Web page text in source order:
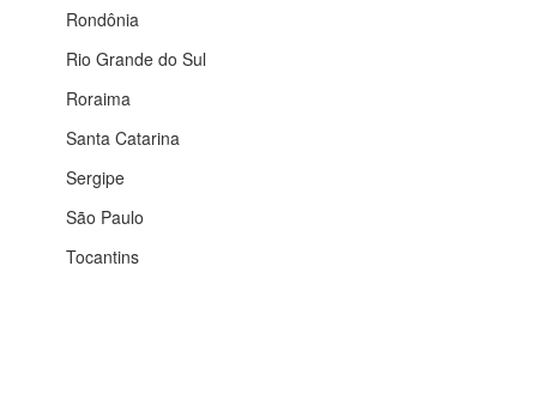
Rondônia
Rio Grande do Sul
Roraima
Santa Catarina
Sergipe
São Paulo
Tocantins